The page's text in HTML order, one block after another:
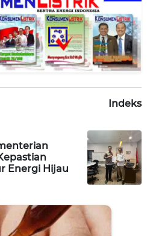
Indeks
Energi Hijau